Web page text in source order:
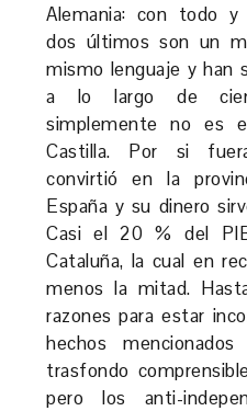
Alemania: con todo
dos últimos son un
mismo lenguaje y han
a lo largo de
simplemente no es
Castilla. Por si
convirtió en la
España y su dinero
Casi el 20 % del
Cataluña, la cual en
menos la mitad.
razones para estar
hechos
trasfondo
pero los anti-